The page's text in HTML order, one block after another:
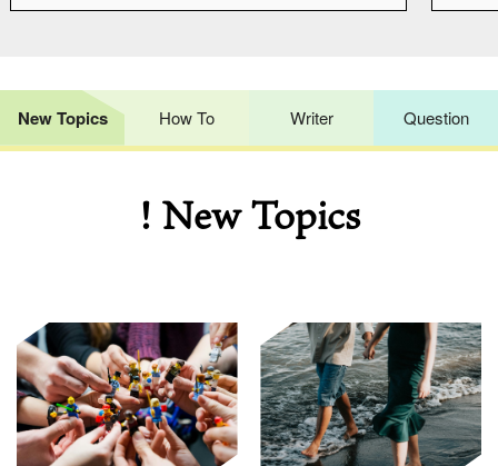
New Topics How To Writer Question
! New Topics